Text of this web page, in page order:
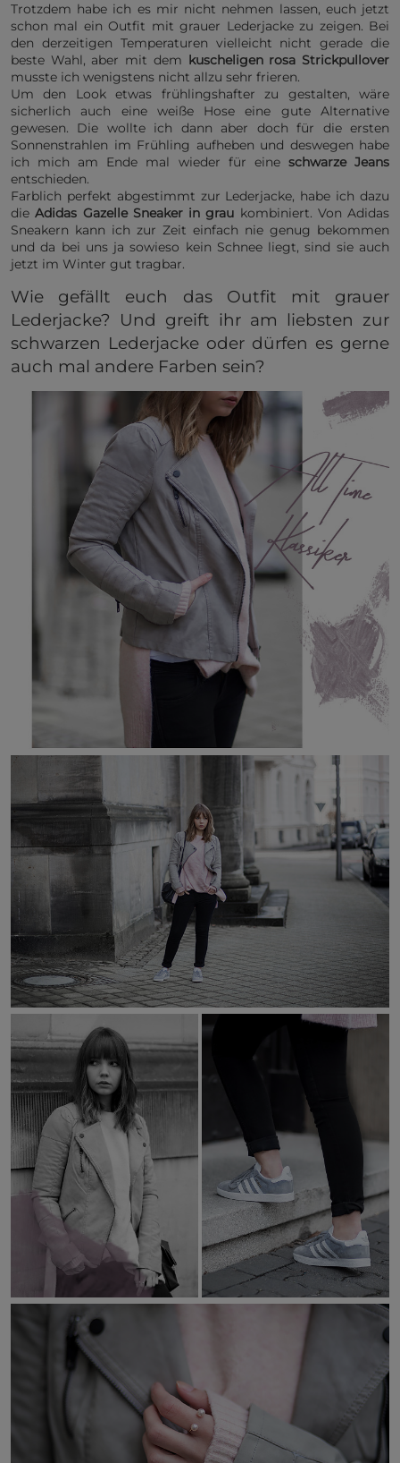
Trotzdem habe ich es mir nicht nehmen lassen, euch jetzt
schon mal ein Outfit mit grauer Lederjacke zu zeigen. Bei
den derzeitigen Temperaturen vielleicht nicht gerade die
beste Wahl, aber mit dem
kuscheligen rosa Strickpullover
musste ich wenigstens nicht allzu sehr frieren.
Um den Look etwas frühlingshafter zu gestalten, wäre
sicherlich auch eine weiße Hose eine gute Alternative
gewesen. Die wollte ich dann aber doch für die ersten
Sonnenstrahlen im Frühling aufheben und deswegen habe
ich mich am Ende mal wieder für eine schwarze Jeans
entschieden.
Farblich perfekt abgestimmt zur Lederjacke, habe ich dazu
dieAdidas Gazelle Sneaker in grau kombiniert. Von Adidas
Sneakern kann ich zur Zeit einfach nie genug bekommen
und da bei uns ja sowieso kein Schnee liegt, sind sie auch
jetzt im Winter gut tragbar.
Wie gefällt euch das Outfit mit grauer
Lederjacke? Und greift ihr am liebsten zur
schwarzen Lederjacke oder dürfen es gerne
auch mal andere Farben sein?